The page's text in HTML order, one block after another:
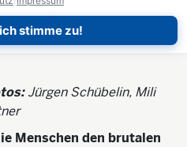
stimme zu!
Jürgen Schübelin, Mili
Menschen den brutalen